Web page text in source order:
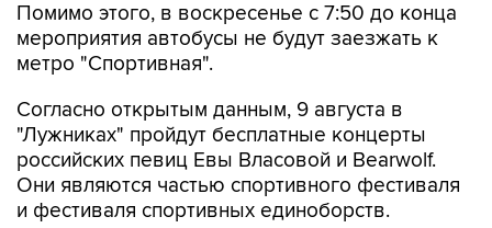
Помимо этого, в воскресенье с 7:50 до конца
мероприятия автобусы не будут заезжать к
метро "Спортивная".
Согласно открытым данным, 9 августа в
"Лужниках" пройдут бесплатные концерты
российских певиц Евы Власовой и Bearwolf.
Они являются частью спортивного фестиваля
и фестиваля спортивных единоборств.